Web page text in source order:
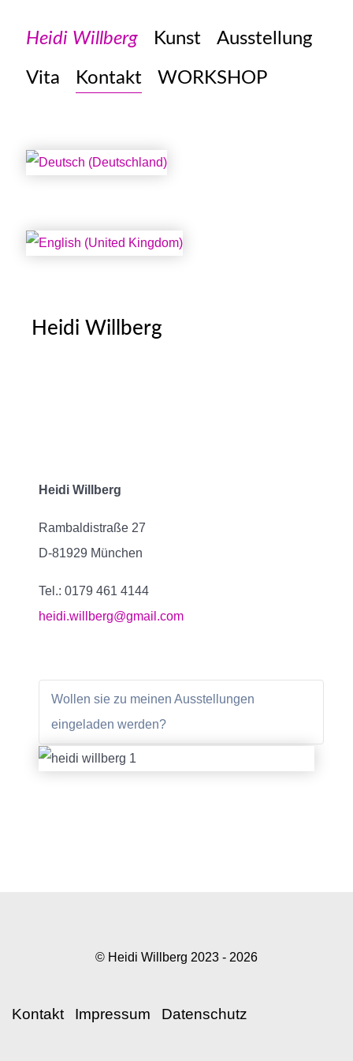
Heidi Willberg Kunst Ausstellung
Vita Kontakt WORKSHOP
Sprache auswählen
Heidi Willberg
Heidi Willberg
Rambaldistraße 27
D-81929 München
Tel.: 0179 461 4144
heidi.willberg@gmail.com
Wollen sie zu meinen Ausstellungen
eingeladen werden?
© Heidi Willberg 2023 - 2026
Kontakt Impressum Datenschutz